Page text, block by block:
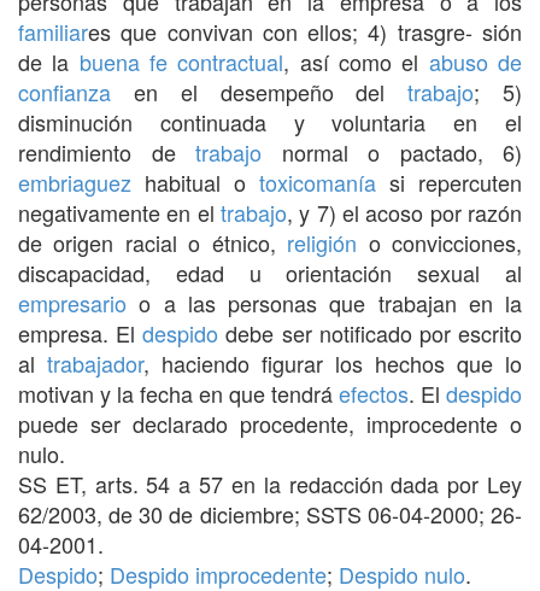
familiares que convivan con ellos; 4) trasgre- sión
de la buena fe contractual, así como el abuso de
confianza en el desempeño deltrabajo; 5)
disminución continuada y voluntaria en el
rendimiento de trabajo normal o pactado, 6)
embriaguez habitual o toxicomanía si repercuten
negativamente en el trabajo, y 7) el acoso por razón
de origen racial o étnico, religión o convicciones,
discapacidad, edad u orientación sexual al
empresario o a las personas que trabajan en la
empresa. Eldespido debe ser notificado por escrito
al trabajador, haciendo figurar los hechos que lo
motivan y la fecha en que tendráefectos. El despido
puede ser declarado procedente, improcedente o
nulo.
SS ET, arts. 54 a 57 en la redacción dada por Ley
62/2003, de 30 de diciembre; SSTS 06-04-2000; 26-
04-2001.
Despido; Despido improcedente; Despido nulo.